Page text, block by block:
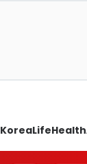
KoreaLifeHealth